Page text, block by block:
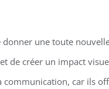
une toute
de créer un impact
car ils